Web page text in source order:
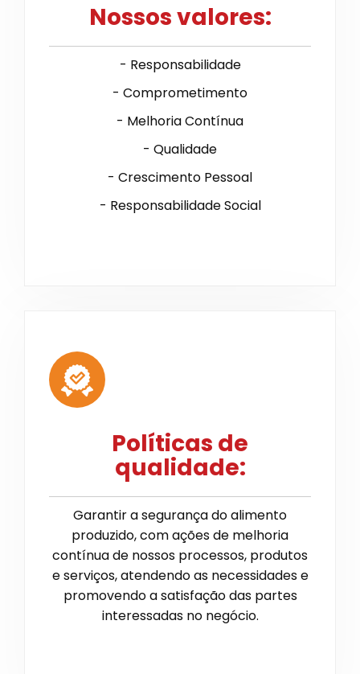
Nossos valores:
- Responsabilidade
- Comprometimento
- Melhoria Contínua
- Qualidade
- Crescimento Pessoal
- Responsabilidade Social
Políticas de
qualidade:
Garantir a segurança do alimento
produzido, com ações de melhoria
contínua de nossos processos, produtos
e serviços, atendendo as necessidades e
promovendo a satisfação das partes
interessadas no negócio.